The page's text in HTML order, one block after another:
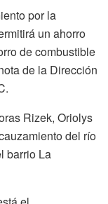
por la
un ahorro
de combustible
de la Dirección
Rizek, Oriolys
del río
barrio La